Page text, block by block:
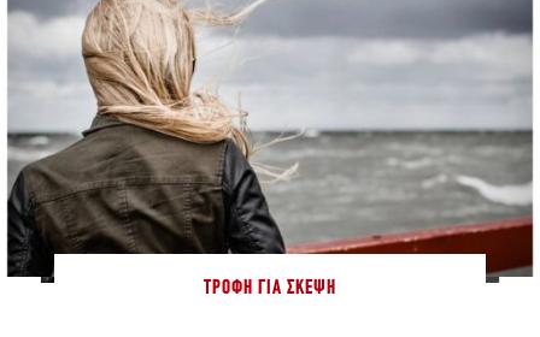
ΤΡΟΦΉ ΓΙΑ ΣΚΈΨΗ